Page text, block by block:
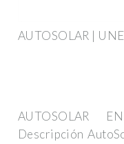
AUTOSOLAR |
AUTOSOLAR
Descripción